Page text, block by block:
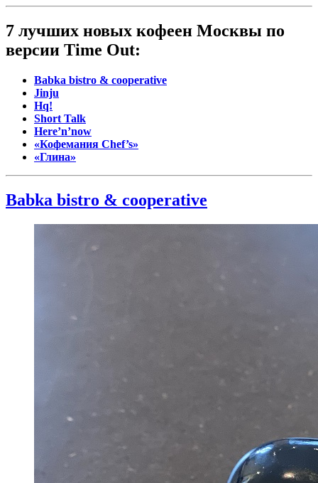
7 лучших новых кофеен Москвы по
версии Time Out:
Babka bistro & cooperative
Jinju
Hq!
Short Talk
Here’n’now
«Кофемания Chef’s»
«Глина»
Babka bistro & cooperative